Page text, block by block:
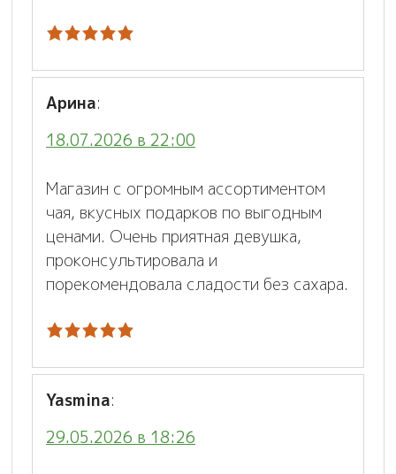
Арина:
18.07.2026 в 22:00
Магазин с огромным ассортиментом
чая, вкусных подарков по выгодным
ценами. Очень приятная девушка,
проконсультировала и
порекомендовала сладости без сахара.
Yasmina:
29.05.2026 в 18:26